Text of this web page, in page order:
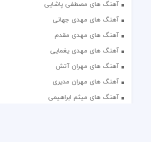
آهنگ های مصطفی پاشایی
آهنگ های مهدی جهانی
آهنگ های مهدی مقدم
آهنگ های مهدی یغمایی
آهنگ های مهران آتش
آهنگ های مهران مدیری
آهنگ های میثم ابراهیمی